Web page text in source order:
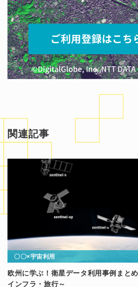
関連記事
〇〇×宇宙利用
欧州に学ぶ！衛星データ利用事例まと
インフラ・旅行～